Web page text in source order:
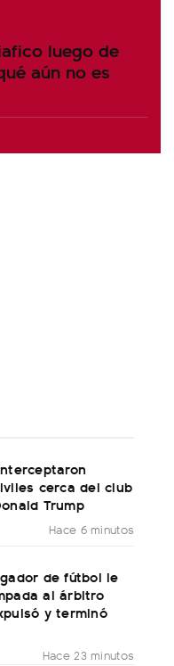
luego de
aún no es
cerca del club
Trump
Hace 6 minutos
de fútbol le
al árbitro
y terminó
Hace 23 minutos